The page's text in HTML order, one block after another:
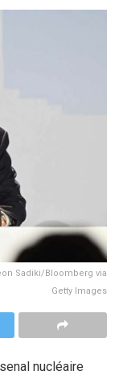
Sadiki/Bloomberg via
Getty Images
nucléaire